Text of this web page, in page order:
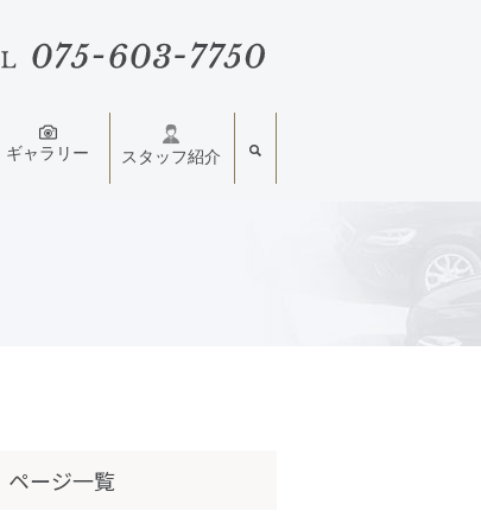
ギャラリー スタッフ紹介